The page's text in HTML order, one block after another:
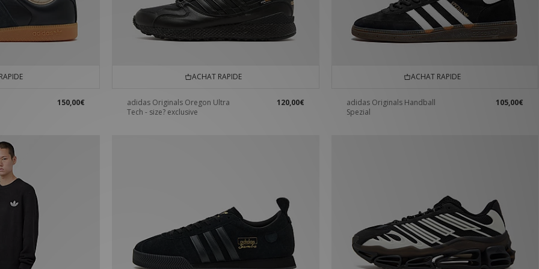
150,00€
ACHAT RAPIDE
adidas Originals Oregon Ultra
Tech - size? exclusive
120,00€
ACHAT RAPIDE
adidas Originals Handball
Spezial
105,00€